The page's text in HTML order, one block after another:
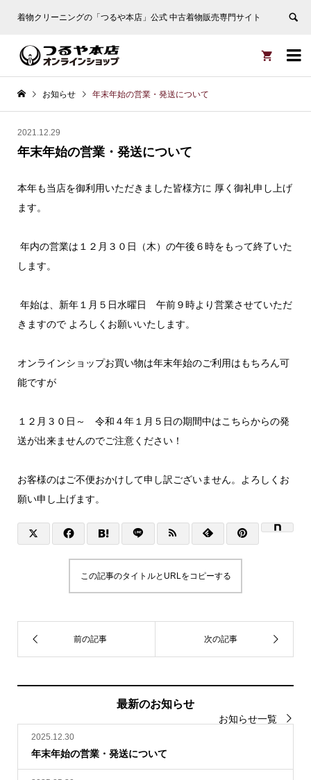
着物クリーニングの「つるや本店」公式 中古着物販売専門サイト


お知らせ 年末年始の営業・発送について
2021.12.29
年末年始の営業・発送について
本年も当店を御利用いただきました皆様方に 厚く御礼申し上げ
ます。
年内の営業は１２月３０日（木）の午後６時をもって終了いた
します。
年始は、新年１月５日水曜日 午前９時より営業させていただ
きますので よろしくお願いいたします。
オンラインショップお買い物は年末年始のご利用はもちろん可
能ですが
１２月３０日～ 令和４年１月５日の期間中はこちらからの発
送が出来ませんのでご注意ください！
お客様のはご不便おかけして申し訳ございません。よろしくお
願い申し上げます。
この記事のタイトルとURLをコピーする
最新のお知らせ
お知らせ一覧
2025.12.30
年末年始の営業・発送について